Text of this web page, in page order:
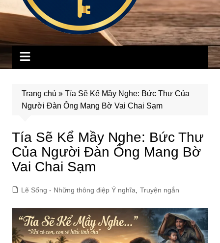
Trang chủ » Tía Sẽ Kể Mầy Nghe: Bức Thư Của
Người Đàn Ông Mang Bờ Vai Chai Sạm
Tía Sẽ Kể Mầy Nghe: Bức Thư
Của Người Đàn Ông Mang Bờ
Vai Chai Sạm
Lẽ Sống - Những thông điệp Ý nghĩa Truyện ngắn